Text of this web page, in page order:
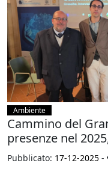
Ambiente
Cammino del
presenze nel
Pubblicato: 17-12-2025 -